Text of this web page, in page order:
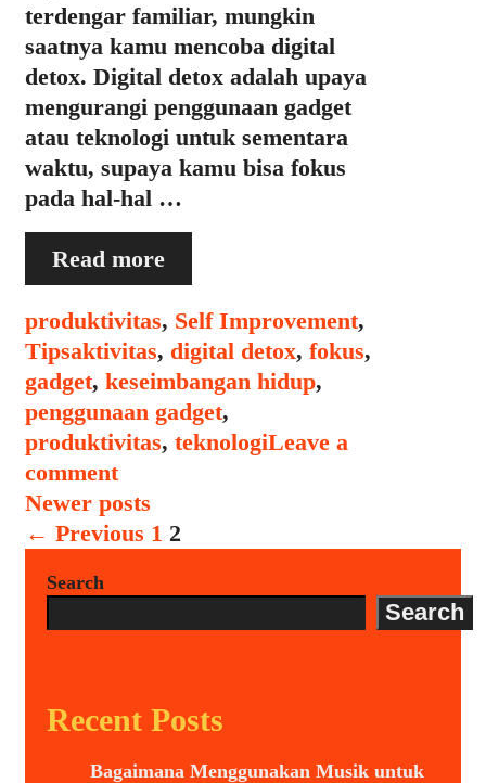
terdengar familiar, mungkin
saatnya kamu mencoba digital
detox. Digital detox adalah upaya
mengurangi penggunaan gadget
atau teknologi untuk sementara
waktu, supaya kamu bisa fokus
pada hal-hal …
Read morePanduan
Digital
Detox:
Mengurangi
Ketergantungan
pada
Gadget
Categories
produktivitas, Self Improvement,
TipsTags
aktivitas, digital detox, fokus,
gadget, keseimbangan hidup,
penggunaan gadget,
produktivitas, teknologiLeave a
comment
Post
navigation
Newer posts
← Previous 1 2
Search
Search
Recent Posts
Bagaimana Menggunakan Musik untuk